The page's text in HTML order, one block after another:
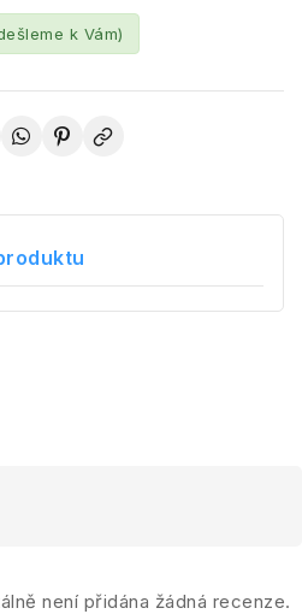
k Vám)
není přidána žádná recenze.